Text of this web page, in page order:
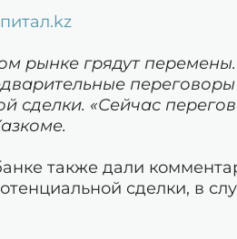
рынке грядут
сделки. «Сейчас
также дали
сделки, в